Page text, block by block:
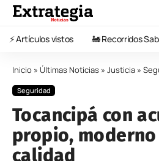
⚡️ Artículos vistos 🚂 Recorridos
Inicio » Últimas Noticias » Justicia »
Seguridad
Tocancipá con
propio,
calidad